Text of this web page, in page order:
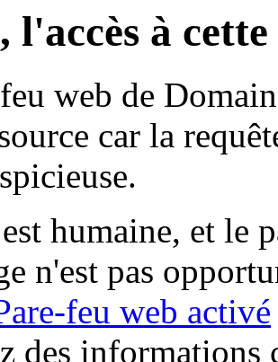
l'accès à
web de
car la
humaine, et le
n'est pas
feu web activé
des informations